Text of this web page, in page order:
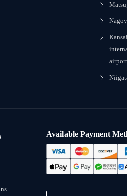
airport
Available Payment